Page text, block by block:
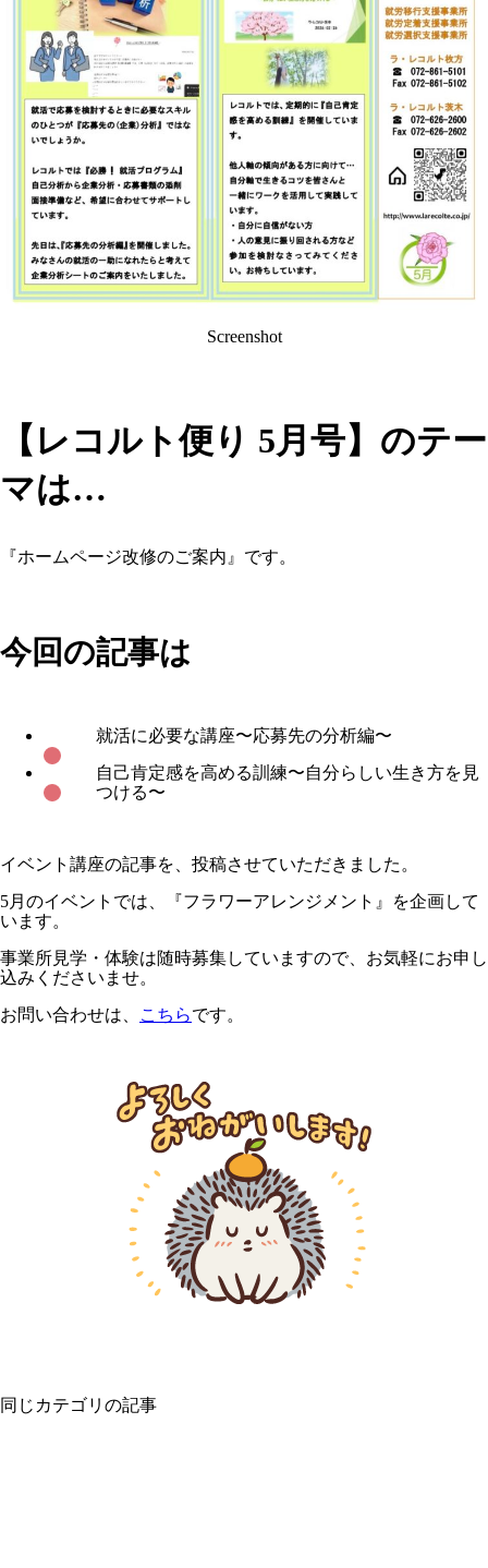
Screenshot
【レコルト便り 5月号】のテー
マは…
『ホームページ改修のご案内』です。
今回の記事は
就活に必要な講座〜応募先の分析編〜
自己肯定感を高める訓練〜自分らしい生き方を見
つける〜
イベント講座の記事を、投稿させていただきました。
5月のイベントでは、『フラワーアレンジメント』を企画して
います。
事業所見学・体験は随時募集していますので、お気軽にお申し
込みくださいませ。
お問い合わせは、
こちらです。
同じカテゴリの記事